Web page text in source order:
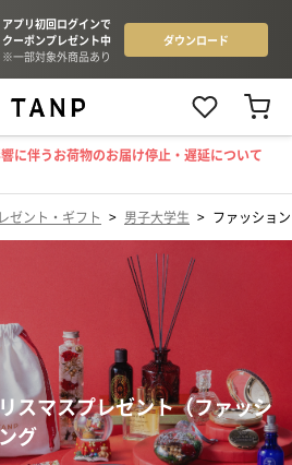
に伴うお荷物のお届け停止・遅延について
ゼント・ギフト > 男子大学生 > ファッション
スマスプレゼント（ファッシ
グ